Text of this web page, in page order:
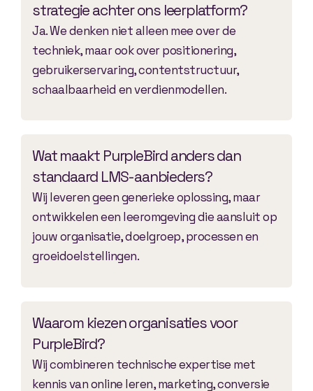
strategie achter ons leerplatform?
Ja. We denken niet alleen mee over de
techniek, maar ook over positionering,
gebruikerservaring, contentstructuur,
schaalbaarheid en verdienmodellen.
Wat maakt PurpleBird anders dan
standaard LMS-aanbieders?
Wij leveren geen generieke oplossing, maar
ontwikkelen een leeromgeving die aansluit op
jouw organisatie, doelgroep, processen en
groeidoelstellingen.
Waarom kiezen organisaties voor
PurpleBird?
Wij combineren technische expertise met
kennis van online leren, marketing, conversie